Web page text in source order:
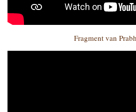
Fragment van